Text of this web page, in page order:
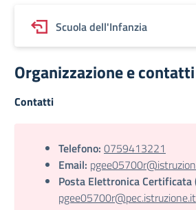
Scuola dell'Infanzia
Organizzazione e contatti
Contatti
Telefono: 0759413221
Email:
Posta Elettronica Certificata
pgee05700r@pec.istruzione.it